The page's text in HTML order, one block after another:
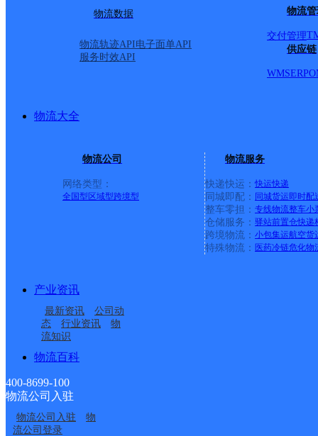
物流数据
物流轨迹API电子面单API
服务时效API
物流
交付管理
供应链
WMSERP
物流大全
物流公司
网络类型：
全国型 区域型跨境型
物流服务
快递快运： 快运快递
同城即配： 同城货运即时配
整车零担： 专线物流整车小
仓储服务： 驿站前置仓快递
跨境物流： 小包集运航空货
特殊物流： 医药冷链危化物
产业资讯
最新资讯
公司动
态
行业资讯
物
流知识
物流百科
400-8699-100
物流公司入驻
物流公司入驻
物
流公司登录
派送范围:县城、龙南镇
二工业园、杨村镇、东
尾页
最新网点
圆通速递
顺丰速运